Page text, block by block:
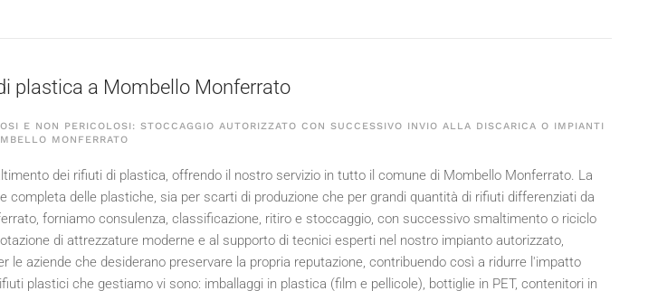
plastica a Mombello Monferrato
E NON PERICOLOSI: STOCCAGGIO AUTORIZZATO CON SUCCESSIVO INVIO ALLA DISCARICA O IMPIANTI
MONFERRATO
dei rifiuti di plastica, offrendo il nostro servizio in tutto il comune di Mombello Monferrato. La
completa delle plastiche, sia per scarti di produzione che per grandi quantità di rifiuti differenziati da
forniamo consulenza, classificazione, ritiro e stoccaggio, con successivo smaltimento o riciclo
di attrezzature moderne e al supporto di tecnici esperti nel nostro impianto autorizzato,
le aziende che desiderano preservare la propria reputazione, contribuendo così a ridurre l'impatto
plastici che gestiamo vi sono: imballaggi in plastica (film e pellicole), bottiglie in PET, contenitori in